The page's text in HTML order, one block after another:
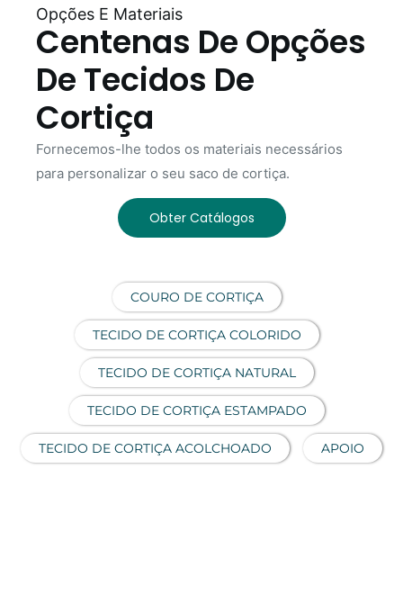
Opções E Materiais
Centenas De Opções
De Tecidos De
Cortiça
Fornecemos-lhe todos os materiais necessários
para personalizar o seu saco de cortiça.
Obter Catálogos
COURO DE CORTIÇA
TECIDO DE CORTIÇA COLORIDO
TECIDO DE CORTIÇA NATURAL
TECIDO DE CORTIÇA ESTAMPADO
TECIDO DE CORTIÇA ACOLCHOADO APOIO